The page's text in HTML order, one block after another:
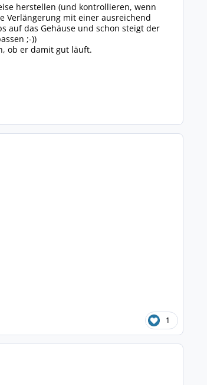
herstellen (und kontrollieren, wenn
Verlängerung mit einer ausreichend
auf das Gehäuse und schon steigt der
;-))
ob er damit gut läuft.
1